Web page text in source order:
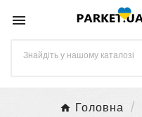

Головна